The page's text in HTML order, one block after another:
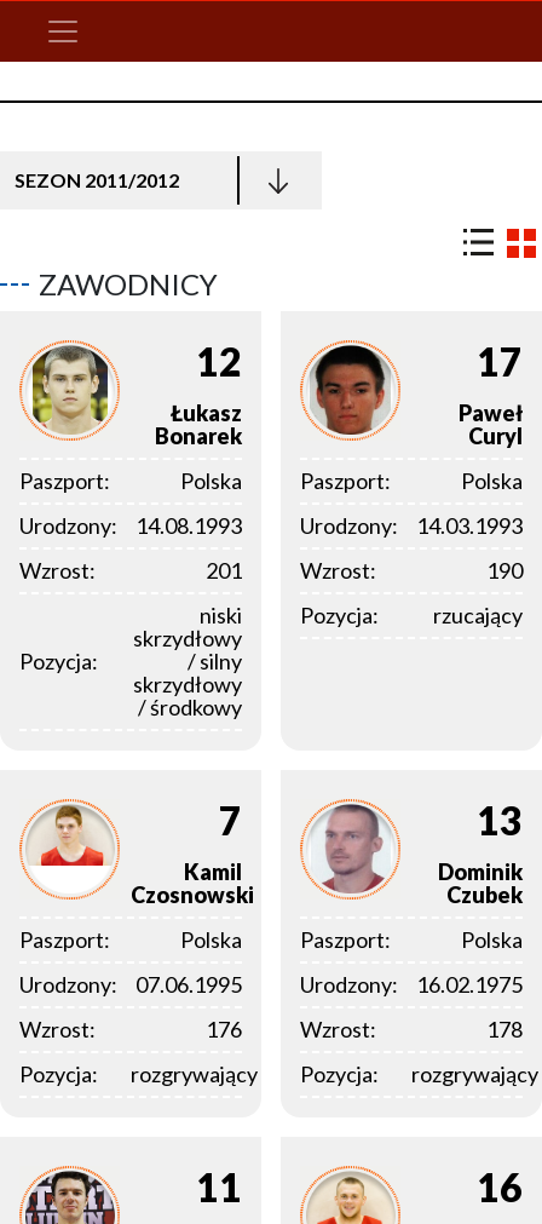
SEZON 2011/2012
ZAWODNICY
12
Łukasz
Bonarek
Paszport:
Polska
Urodzony:
14.08.1993
Wzrost:
201
Pozycja:
niski
skrzydłowy
/ silny
skrzydłowy
/ środkowy
17
Paweł
Curyl
Paszport:
Polska
Urodzony:
14.03.1993
Wzrost:
190
Pozycja:
rzucający
7
Kamil
Czosnowski
Paszport:
Polska
Urodzony:
07.06.1995
Wzrost:
176
Pozycja:
rozgrywający
13
Dominik
Czubek
Paszport:
Polska
Urodzony:
16.02.1975
Wzrost:
178
Pozycja:
rozgrywający
11 16